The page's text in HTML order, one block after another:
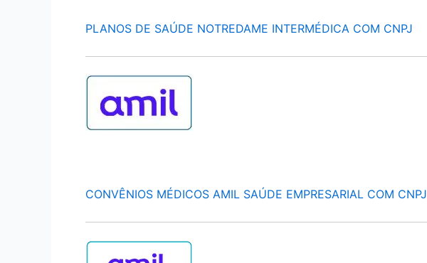
PLANOS DE SAÚDE NOTREDAME INTERMÉDICA COM CNPJ
CONVÊNIOS MÉDICOS AMIL SAÚDE EMPRESARIAL COM CNPJ